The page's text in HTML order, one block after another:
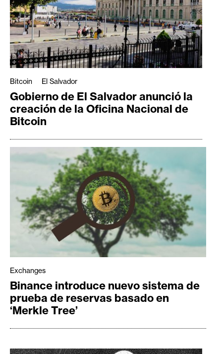
Bitcoin El Salvador
Gobierno de El Salvador anunció la
creación de la Oficina Nacional de
Bitcoin
Exchanges
Binance introduce nuevo sistema de
prueba de reservas basado en
‘Merkle Tree’